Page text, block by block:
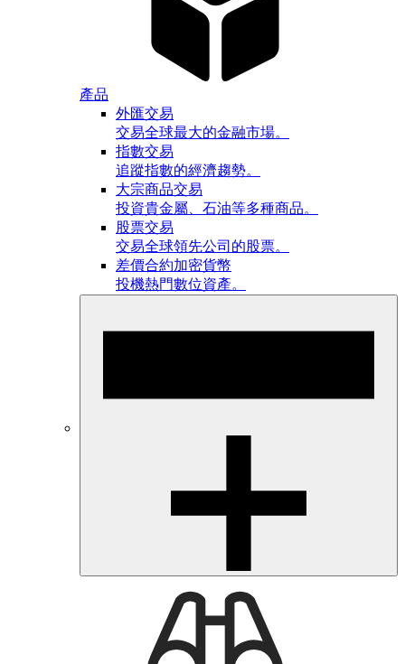
產品
外匯交易
交易全球最大的金融市場。
指數交易
追蹤指數的經濟趨勢。
大宗商品交易
投資貴金屬、石油等多種商品。
股票交易
交易全球領先公司的股票。
差價合約加密貨幣
投機熱門數位資產。